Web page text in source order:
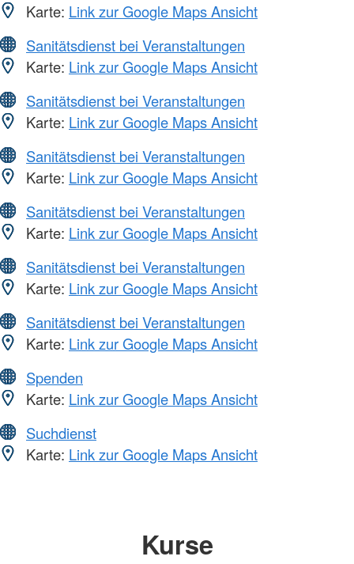
Karte: Link zur Google Maps Ansicht
Sanitätsdienst bei Veranstaltungen
Karte: Link zur Google Maps Ansicht
Sanitätsdienst bei Veranstaltungen
Karte: Link zur Google Maps Ansicht
Sanitätsdienst bei Veranstaltungen
Karte: Link zur Google Maps Ansicht
Sanitätsdienst bei Veranstaltungen
Karte: Link zur Google Maps Ansicht
Sanitätsdienst bei Veranstaltungen
Karte: Link zur Google Maps Ansicht
Sanitätsdienst bei Veranstaltungen
Karte: Link zur Google Maps Ansicht
Spenden
Karte: Link zur Google Maps Ansicht
Suchdienst
Karte: Link zur Google Maps Ansicht
Kurse